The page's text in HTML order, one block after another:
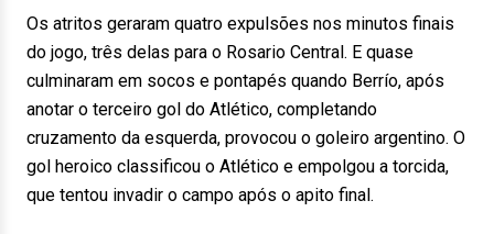
Os atritos geraram quatro expulsões nos minutos finais
do jogo, três delas para o Rosario Central. E quase
culminaram em socos e pontapés quando Berrío, após
anotar o terceiro gol do Atlético, completando
cruzamento da esquerda, provocou o goleiro argentino. O
gol heroico classificou o Atlético e empolgou a torcida,
que tentou invadir o campo após o apito final.